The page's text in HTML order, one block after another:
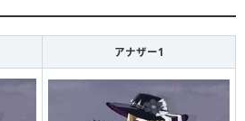
アナザー1